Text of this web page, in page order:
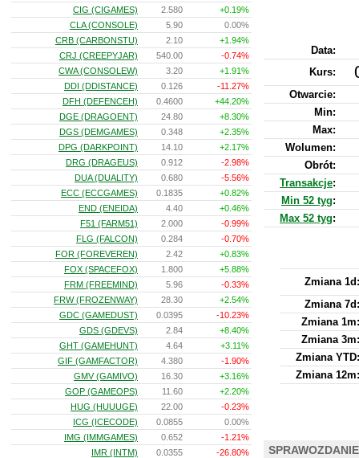
Data:
Kurs:
Otwarcie:
Min:
Max:
Wolumen:
Obrót:
Transakcje:
Min 52 tyg:
Max 52 tyg:
Zmiana 1d:
Zmiana 7d:
Zmiana 1m:
Zmiana 3m:
Zmiana YTD:
Zmiana 12m:
CIG (CIGAMES)
2.580
+0.19%
CLA (CONSOLE)
5.90
0.00%
CRB (CARBONSTU)
2.10
+1.94%
CRJ (CREEPYJAR)
540.00
-0.74%
CWA (CONSOLEW)
3.20
+1.91%
DDI (DDISTANCE)
0.126
-11.27%
DFH (DEFENCEH)
0.4600
+44.20%
DGE (DRAGOENT)
24.80
+8.30%
DGS (DEMGAMES)
0.348
+2.35%
DPG (DARKPOINT)
14.10
+2.17%
DRG (DRAGEUS)
0.912
-2.98%
DUA (DUALITY)
0.680
-5.56%
ECC (ECCGAMES)
0.1835
+0.82%
END (ENEIDA)
4.40
+0.46%
F51 (FARM51)
2.000
-0.99%
FLG (FALCON)
0.284
-0.70%
FOR (FOREVEREN)
2.42
+0.83%
FOX (SPACEFOX)
1.800
+5.88%
FRM (FREEMIND)
5.96
-0.33%
FRW (FROZENWAY)
28.30
+2.54%
GDC (GAMEDUST)
0.0395
-10.23%
GDS (GDEVS)
2.84
+8.40%
GHT (GAMEHUNT)
4.64
+3.11%
GIF (GAMFACTOR)
4.380
-1.90%
GMV (GAMIVO)
16.30
+3.16%
GOP (GAMEOPS)
11.60
+2.20%
HUG (HUUUGE)
22.00
-0.23%
ICG (ICECODE)
0.0855
0.00%
IMG (IMMGAMES)
0.652
-1.21%
IMR (INTM)
0.0355
-26.80%